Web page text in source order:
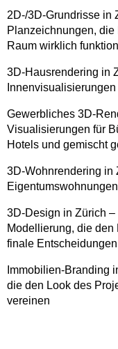
2D-/3D-Grundrisse in
Planzeichnungen,
Raum wirklich
3D-Hausrendering in
Gewerbliches 3D-
Visualisierungen für
Hotels und gemischt
3D-Wohnrendering in
3D-Design in Zürich
Modellierung, die den
finale
Immobilien-Branding
die den Look des
vereinen